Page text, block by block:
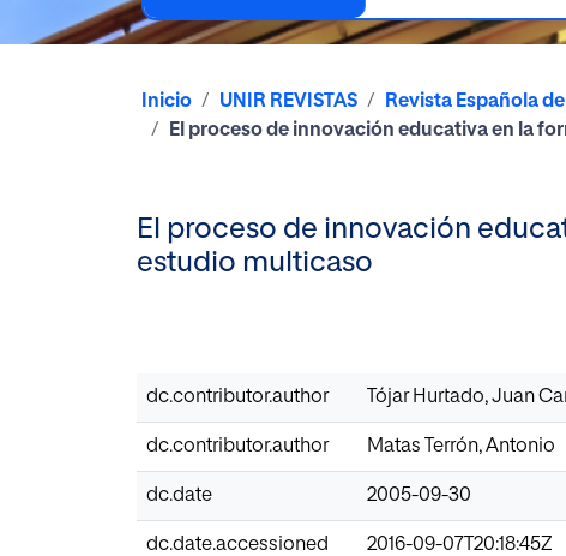
Inicio UNIR REVISTAS Revista Española
El proceso de innovación educativa en la
El proceso de innovación
estudio multicaso
dc.contributor.author Tójar Hurtado, Juan
dc.contributor.author Matas Terrón, Antonio
dc.date 2005-09-30
dc.date.accessioned 2016-09-07T20:18:45Z